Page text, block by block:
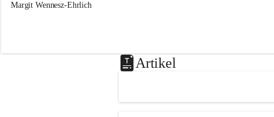
Margit Wennesz-Ehrlich
Artikel